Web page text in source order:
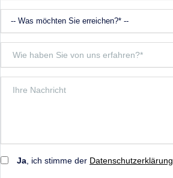
Ja , ich stimme der Datenschutzerklärung